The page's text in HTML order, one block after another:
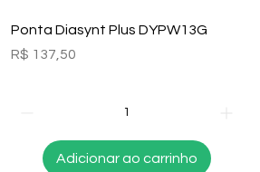
Visualização rápida
Ponta Diasynt Plus DYPW13G
Preço
R$ 137,50
Adicionar ao carrinho